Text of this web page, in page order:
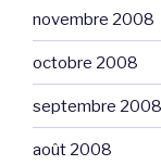
novembre 2008
octobre 2008
septembre 2008
août 2008